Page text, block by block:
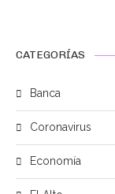
CATEGORÍAS
Banca
Coronavirus
Economía